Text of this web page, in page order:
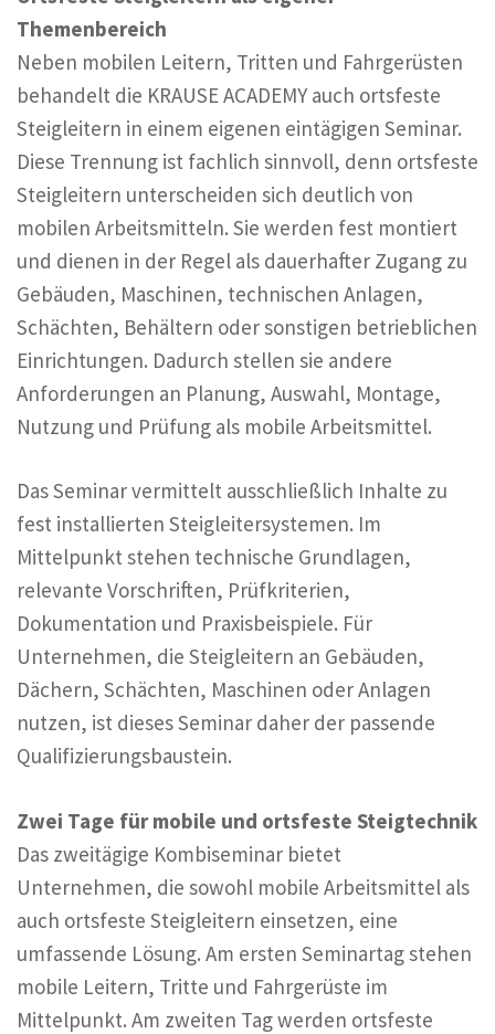
Themenbereich
Neben mobilen Leitern, Tritten und Fahrgerüsten
behandelt die KRAUSE ACADEMY auch ortsfeste
Steigleitern in einem eigenen eintägigen Seminar.
Diese Trennung ist fachlich sinnvoll, denn ortsfeste
Steigleitern unterscheiden sich deutlich von
mobilen Arbeitsmitteln. Sie werden fest montiert
und dienen in der Regel als dauerhafter Zugang zu
Gebäuden, Maschinen, technischen Anlagen,
Schächten, Behältern oder sonstigen betrieblichen
Einrichtungen. Dadurch stellen sie andere
Anforderungen an Planung, Auswahl, Montage,
Nutzung und Prüfung als mobile Arbeitsmittel.
Das Seminar vermittelt ausschließlich Inhalte zu
fest installierten Steigleitersystemen. Im
Mittelpunkt stehen technische Grundlagen,
relevante Vorschriften, Prüfkriterien,
Dokumentation und Praxisbeispiele. Für
Unternehmen, die Steigleitern an Gebäuden,
Dächern, Schächten, Maschinen oder Anlagen
nutzen, ist dieses Seminar daher der passende
Qualifizierungsbaustein.
Zwei Tage für mobile und ortsfeste Steigtechnik
Das zweitägige Kombiseminar bietet
Unternehmen, die sowohl mobile Arbeitsmittel als
auch ortsfeste Steigleitern einsetzen, eine
umfassende Lösung. Am ersten Seminartag stehen
mobile Leitern, Tritte und Fahrgerüste im
Mittelpunkt. Am zweiten Tag werden ortsfeste